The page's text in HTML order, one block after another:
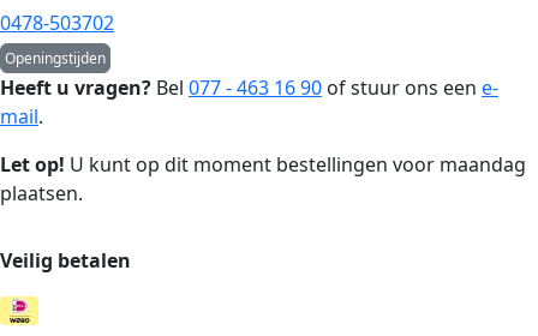
0478-503702
Openingstijden
Heeft u vragen? Bel 077 - 463 16 90 of stuur ons een e-
mail.
Let op! U kunt op dit moment bestellingen voor maandag
plaatsen.
Veilig betalen